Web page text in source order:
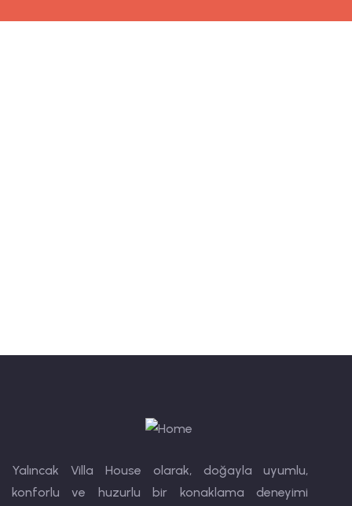
Yalıncak Villa House olarak, doğayla uyumlu,
konforlu ve huzurlu bir konaklama deneyimi